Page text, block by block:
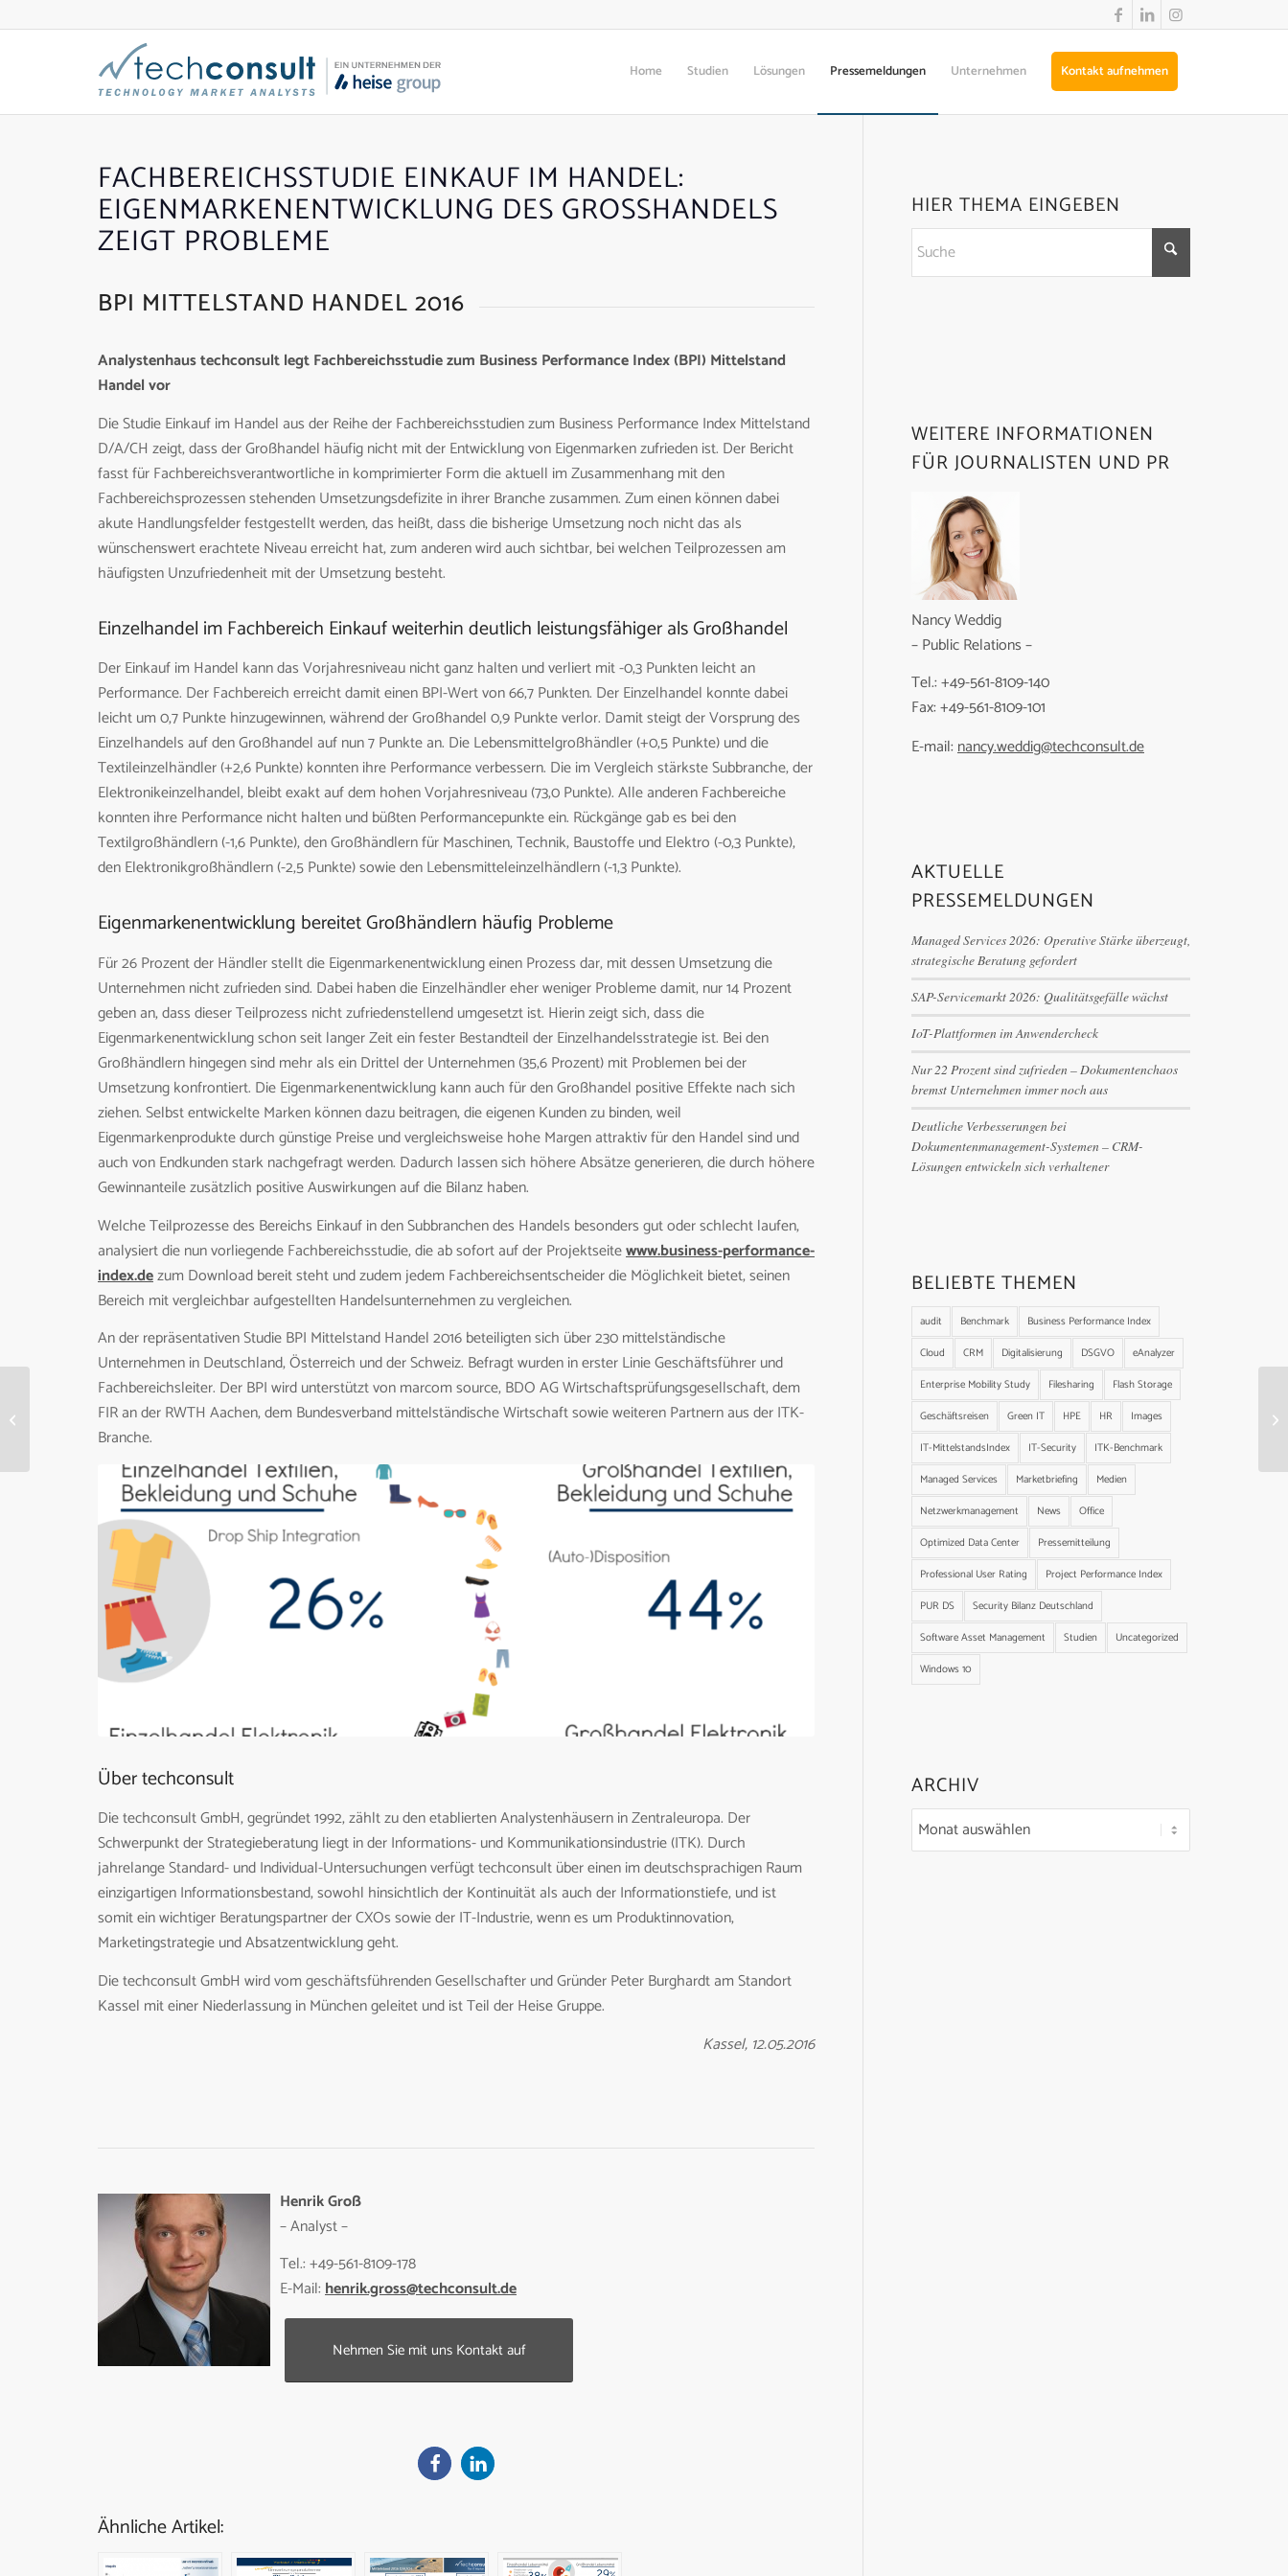
Home Studien Lösungen Pressemeldungen Unternehmen Kontakt aufnehmen
FACHBEREICHSSTUDIE EINKAUF IM HANDEL:
EIGENMARKENENTWICKLUNG DES GROSSHANDELS Z
EIGT PROBLEME
BPI MITTELSTAND HANDEL 2016
Analystenhaus techconsult legt Fachbereichsstudie zum Business Performance Index (BPI) Mittelstand
Handel vor
Die Studie Einkauf im Handel aus der Reihe der Fachbereichsstudien zum Business Performance Index Mittelstand
D/A/CH zeigt, dass der Großhandel häufig nicht mit der Entwicklung von Eigenmarken zufrieden ist. Der Bericht
fasst für Fachbereichsverantwortliche in komprimierter Form die aktuell im Zusammenhang mit den
Fachbereichsprozessen stehenden Umsetzungsdefizite in ihrer Branche zusammen. Zum einen können dabei
akute Handlungsfelder festgestellt werden, das heißt, dass die bisherige Umsetzung noch nicht das als
wünschenswert erachtete Niveau erreicht hat, zum anderen wird auch sichtbar, bei welchen Teilprozessen am
häufigsten Unzufriedenheit mit der Umsetzung besteht.
Einzelhandel im Fachbereich Einkauf weiterhin deutlich leistungsfähiger als Großhandel
Der Einkauf im Handel kann das Vorjahresniveau nicht ganz halten und verliert mit -0,3 Punkten leicht an
Performance. Der Fachbereich erreicht damit einen BPI-Wert von 66,7 Punkten. Der Einzelhandel konnte dabei
leicht um 0,7 Punkte hinzugewinnen, während der Großhandel 0,9 Punkte verlor. Damit steigt der Vorsprung des
Einzelhandels auf den Großhandel auf nun 7 Punkte an. Die Lebensmittelgroßhändler (+0,5 Punkte) und die
Textileinzelhändler (+2,6 Punkte) konnten ihre Performance verbessern. Die im Vergleich stärkste Subbranche, der
Elektronikeinzelhandel, bleibt exakt auf dem hohen Vorjahresniveau (73,0 Punkte). Alle anderen Fachbereiche
konnten ihre Performance nicht halten und büßten Performancepunkte ein. Rückgänge gab es bei den
Textilgroßhändlern (-1,6 Punkte), den Großhändlern für Maschinen, Technik, Baustoffe und Elektro (-0,3 Punkte),
den Elektronikgroßhändlern (-2,5 Punkte) sowie den Lebensmitteleinzelhändlern (-1,3 Punkte).
Eigenmarkenentwicklung bereitet Großhändlern häufig Probleme
Für 26 Prozent der Händler stellt die Eigenmarkenentwicklung einen Prozess dar, mit dessen Umsetzung die
Unternehmen nicht zufrieden sind. Dabei haben die Einzelhändler eher weniger Probleme damit, nur 14 Prozent
geben an, dass dieser Teilprozess nicht zufriedenstellend umgesetzt ist. Hierin zeigt sich, dass die
Eigenmarkenentwicklung schon seit langer Zeit ein fester Bestandteil der Einzelhandelsstrategie ist. Bei den
Großhändlern hingegen sind mehr als ein Drittel der Unternehmen (35,6 Prozent) mit Problemen bei der
Umsetzung konfrontiert. Die Eigenmarkenentwicklung kann auch für den Großhandel positive Effekte nach sich
ziehen. Selbst entwickelte Marken können dazu beitragen, die eigenen Kunden zu binden, weil
Eigenmarkenprodukte durch günstige Preise und vergleichsweise hohe Margen attraktiv für den Handel sind und
auch von Endkunden stark nachgefragt werden. Dadurch lassen sich höhere Absätze generieren, die durch höhere
Gewinnanteile zusätzlich positive Auswirkungen auf die Bilanz haben.
Welche Teilprozesse des Bereichs Einkauf in den Subbranchen des Handels besonders gut oder schlecht laufen,
analysiert die nun vorliegende Fachbereichsstudie, die ab sofort auf der Projektseitewww.business-performance-
index.dezum Download bereit steht und zudem jedem Fachbereichsentscheider die Möglichkeit bietet, seinen
Bereich mit vergleichbar aufgestellten Handelsunternehmen zu vergleichen.
An der repräsentativen Studie BPI Mittelstand Handel 2016 beteiligten sich über 230 mittelständische
Unternehmen in Deutschland, Österreich und der Schweiz. Befragt wurden in erster Linie Geschäftsführer und
Fachbereichsleiter. Der BPI wird unterstützt von marcom source, BDO AG Wirtschaftsprüfungsgesellschaft, dem
FIR an der RWTH Aachen, dem Bundesverband mittelständische Wirtschaft sowie weiteren Partnern aus der ITK-
Branche.
Über techconsult
Die techconsult GmbH, gegründet 1992, zählt zu den etablierten Analystenhäusern in Zentraleuropa. Der
Schwerpunkt der Strategieberatung liegt in der Informations- und Kommunikationsindustrie (ITK). Durch
jahrelange Standard- und Individual-Untersuchungen verfügt techconsult über einen im deutschsprachigen Raum
einzigartigen Informationsbestand, sowohl hinsichtlich der Kontinuität als auch der Informationstiefe, und ist
somit ein wichtiger Beratungspartner der CXOs sowie der IT-Industrie, wenn es um Produktinnovation,
Marketingstrategie und Absatzentwicklung geht.
Die techconsult GmbH wird vom geschäftsführenden Gesellschafter und Gründer Peter Burghardt am Standort
Kassel mit einer Niederlassung in München geleitet und ist Teil der Heise Gruppe.
Kassel, 12.05.2016
Henrik Groß
– Analyst –
Tel.: +49-561-8109-178
E-Mail:henrik.gross@techconsult.de
Nehmen Sie mit uns Kontakt auf
Ähnliche Artikel:
HIER THEMA EINGEBEN
WEITERE INFORMATIONEN
FÜR JOURNALISTEN UND PR
Nancy Weddig
– Public Relations –
Tel.: +49-561-8109-140
Fax: +49-561-8109-101
E-mail:nancy.weddig@techconsult.de
AKTUELLE
PRESSEMELDUNGEN
Managed Services 2026: Operative Stärke überzeugt,
strategische Beratung gefordert
SAP-Servicemarkt 2026: Qualitätsgefälle wächst
IoT-Plattformen im Anwendercheck
Nur 22 Prozent sind zufrieden – Dokumentenchaos
bremst Unternehmen immer noch aus
Deutliche Verbesserungen bei
Dokumentenmanagement-Systemen – CRM-
Lösungen entwickeln sich verhaltener
BELIEBTE THEMEN
audit Benchmark
Business Performance Index
Cloud
CRM Digitalisierung DSGVO
eAnalyzer
Enterprise Mobility Study
Filesharing
Flash Storage
Geschäftsreisen
Green IT HPE HR
Images
IT-MittelstandsIndex
IT-Security
ITK-Benchmark
Managed Services
Marketbriefing
Medien
Netzwerkmanagement
News
Office
Optimized Data Center
Pressemitteilung
Professional User Rating
Project Performance Index
PUR DS
Security Bilanz Deutschland
Software Asset Management
Studien
Uncategorized
Windows 10
ARCHIV
Steigendes Interesse an
ERP-Lösungen aus der